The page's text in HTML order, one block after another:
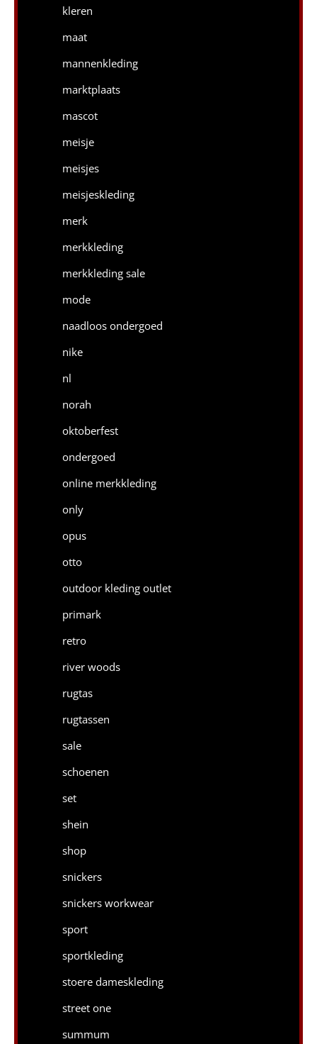
kleren
maat
mannenkleding
marktplaats
mascot
meisje
meisjes
meisjeskleding
merk
merkkleding
merkkleding sale
mode
naadloos ondergoed
nike
nl
norah
oktoberfest
ondergoed
online merkkleding
only
opus
otto
outdoor kleding outlet
primark
retro
river woods
rugtas
rugtassen
sale
schoenen
set
shein
shop
snickers
snickers workwear
sport
sportkleding
stoere dameskleding
street one
summum